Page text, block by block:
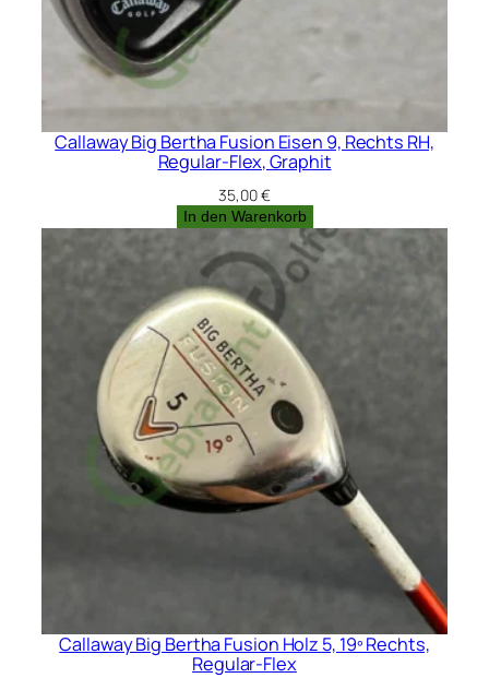
Callaway Big Bertha Fusion Eisen 9, Rechts RH,
Regular-Flex, Graphit
35,00€
In den Warenkorb
Callaway Big Bertha Fusion Holz 5, 19º Rechts,
Regular-Flex